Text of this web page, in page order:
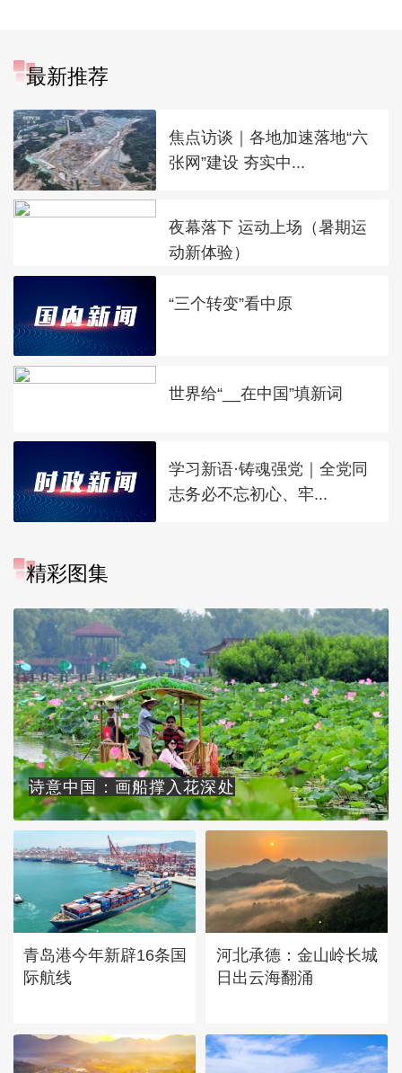
最新推荐
焦点访谈｜各地加速落地“六
张网”建设 夯实中...
夜幕落下 运动上场（暑期运
动新体验）
“三个转变”看中原
世界给“__在中国”填新词
学习新语·铸魂强党｜全党同
志务必不忘初心、牢...
精彩图集
诗意中国：画船撑入花深处
青岛港今年新辟16条国
际航线
河北承德：金山岭长城
日出云海翻涌